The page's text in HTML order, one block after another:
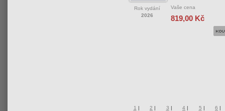
Rok vydání
2026
Vaše cena
819,00 Kč
1 | 2 | 3 | 4 | 5 | 6 |